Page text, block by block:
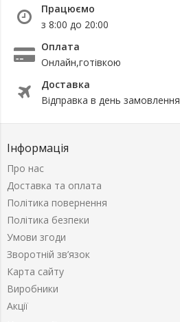
Працюємо
з 8:00 до 20:00
Оплата
Онлайн,готівкою
Доставка
Відправка в день замовлення
Інформація
Про нас
Доставка та оплата
Політика повернення
Політика безпеки
Умови згоди
Зворотній зв’язок
Карта сайту
Виробники
Акції